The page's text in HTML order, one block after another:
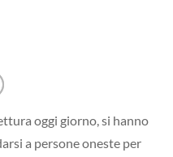
oggi giorno, si hanno
a persone oneste per